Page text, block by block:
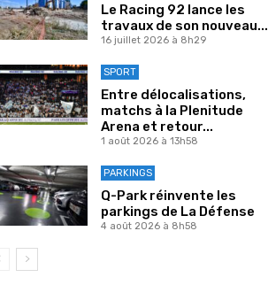
Le Racing 92 lance les
travaux de son nouveau...
16 juillet 2026 à 8h29
SPORT
Entre délocalisations,
matchs à la Plenitude
Arena et retour...
1 août 2026 à 13h58
PARKINGS
Q-Park réinvente les
parkings de La Défense
4 août 2026 à 8h58